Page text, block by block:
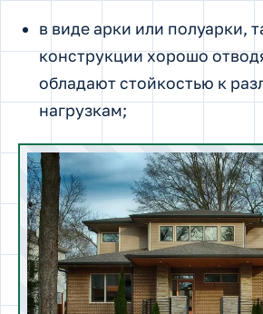
в виде арки или полуарки,
конструкции хорошо
обладают стойкостью к
нагрузкам;